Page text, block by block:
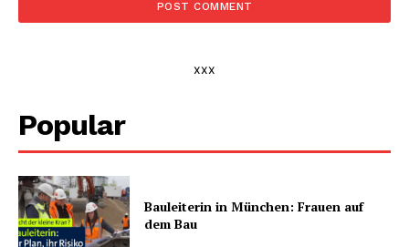
xxx
Popular
Bauleiterin in München: Frauen auf
dem Bau